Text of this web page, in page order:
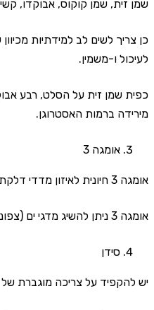
שמן זית, שמן קוקוס, אבוקדו,
לעיכול ו-משמין.
מירידה ברמות האסטרוגן.
אומגה 3
אומגה 3 חיונית לאיזון מדדי דלקת, איזון הורמונלי ותקינות התפקוד הכללי של הגוף.
אומגה 3 ניתן להשיג מדגי ים (צפוניים בעיקר-טונה, סרדינים…), זרעי פשתן וזרעי צ'יה.
סידן
יש להקפיד על צריכה מוגברת של